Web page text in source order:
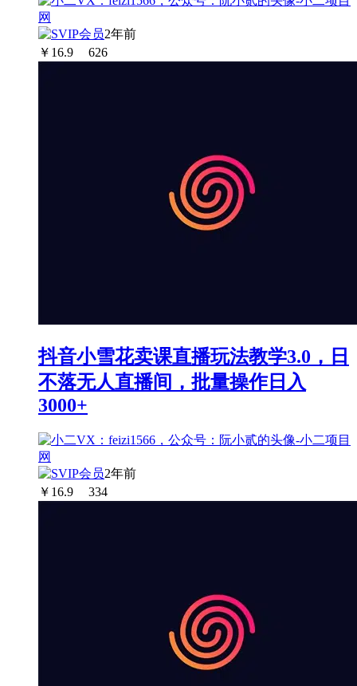
2年前
￥ 16.9 626
抖音小雪花卖课直播玩法教学3.0，日
不落无人直播间，批量操作日入
3000+
2年前
￥ 16.9 334